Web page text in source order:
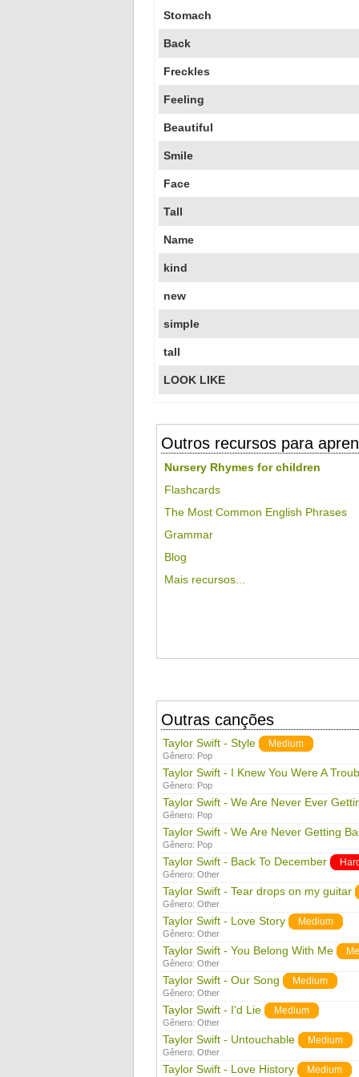
Stomach
Back
Freckles
Feeling
Beautiful
Smile
Face
Tall
Name
kind
new
simple
tall
LOOK LIKE
Outros recursos para
Nursery Rhymes for children
Flashcards
The Most Common English Phrases
Grammar
Blog
Mais recursos...
Outras canções
Taylor Swift - Style Medium
Gênero: Pop
Taylor Swift - I Knew You Were A
Gênero: Pop
Taylor Swift - We Are Never Ever
Gênero: Pop
Taylor Swift - We Are Never Getting
Gênero: Pop
Taylor Swift - Back To December Hard
Gênero: Other
Taylor Swift - Tear drops on my guitar
Gênero: Other
Taylor Swift - Love Story Medium
Gênero: Other
Taylor Swift - You Belong With Me
Gênero: Other
Taylor Swift - Our Song Medium
Gênero: Other
Taylor Swift - I'd Lie Medium
Gênero: Other
Taylor Swift - Untouchable Medium
Gênero: Other
Taylor Swift - Love History Medium